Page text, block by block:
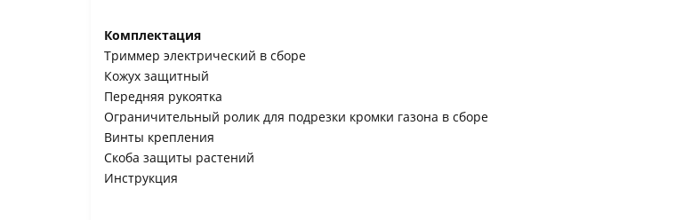
Комплектация
Триммер электрический в сборе
Кожух защитный
Передняя рукоятка
Ограничительный ролик для подрезки кромки газона в сборе
Винты крепления
Скоба защиты растений
Инструкция